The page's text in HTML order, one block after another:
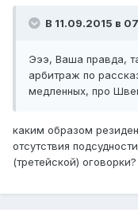
В 11.09.2015 в
Эээ, Ваша правда,
арбитраж по
медленных, про
каким образом
отсутствия
(третейской) оговорки?